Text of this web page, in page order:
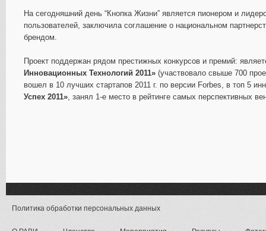
На сегодняшний день “Кнопка Жизни” является пионером и
пользователей, заключила соглашение о национальном
брендом.
Проект поддержан рядом престижных конкурсов и премий:
Инновационных Технологий 2011» (участвовало свыше 700
вошел в 10 лучших стартапов 2011 г. по версии Forbes, в топ 5
Успех 2011», занял 1-е место в рейтинге самых перспективных
Политика обработки персональных данных